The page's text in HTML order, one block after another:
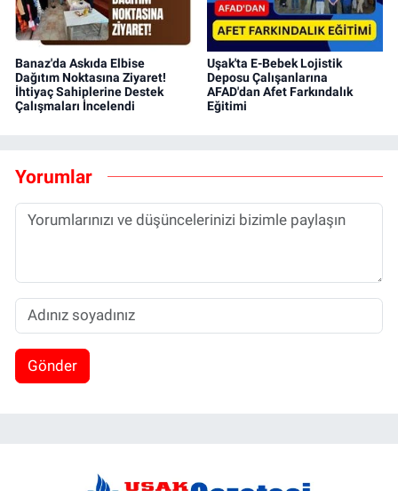
Banaz'da Askıda Elbise
Dağıtım Noktasına Ziyaret!
İhtiyaç Sahiplerine Destek
Çalışmaları İncelendi
Uşak'ta E-Bebek Lojistik
Deposu Çalışanlarına
AFAD'dan Afet Farkındalık
Eğitimi
Yorumlar
Gönder